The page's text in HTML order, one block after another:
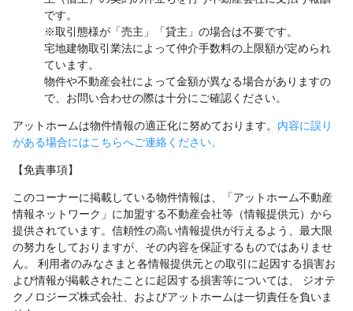
です。
※取引態様が「売主」「貸主」の場合は不要です。
宅地建物取引業法によって仲介手数料の上限額が定められ
ています。
物件や不動産会社によって金額が異なる場合がありますの
で、お問い合わせの際は十分にご確認ください。
アットホームは物件情報の適正化に努めております。 内容に誤り
がある場合にはこちらへご連絡ください。
【免責事項】
このコーナーに掲載している物件情報は、「アットホーム不動産
情報ネットワーク」に加盟する不動産会社等（情報提供元）から
提供されています。信頼性の高い情報提供が行えるよう、最大限
の努力をしておりますが、その内容を保証するものではありませ
ん。 利用者のみなさまと各情報提供元との取引に起因する損害お
よび情報が掲載されたことに起因する損害等については、 ジオテ
クノロジーズ株式会社、およびアットホームは一切責任を負いま